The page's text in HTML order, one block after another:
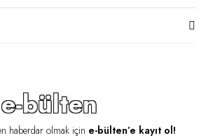
e-bülten
haberdar olmak için e-bülten’e kayıt ol!